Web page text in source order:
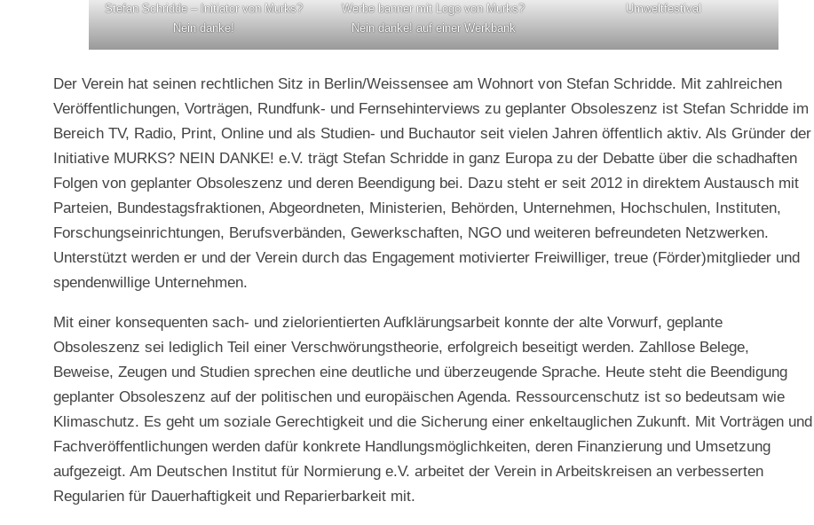
Stefan Schridde – Initiator von Murks?
Nein danke!
Werbe banner mit Logo von Murks?
Nein danke! auf einer Werkbank
Umweltfestival
Der Verein hat seinen rechtlichen Sitz in Berlin/Weissensee am Wohnort von Stefan Schridde. Mit zahlreichen
Veröffentlichungen, Vorträgen, Rundfunk- und Fernsehinterviews zu geplanter Obsoleszenz ist Stefan Schridde im
Bereich TV, Radio, Print, Online und als Studien- und Buchautor seit vielen Jahren öffentlich aktiv. Als Gründer der
Initiative MURKS? NEIN DANKE! e.V. trägt Stefan Schridde in ganz Europa zu der Debatte über die schadhaften
Folgen von geplanter Obsoleszenz und deren Beendigung bei. Dazu steht er seit 2012 in direktem Austausch mit
Parteien, Bundestagsfraktionen, Abgeordneten, Ministerien, Behörden, Unternehmen, Hochschulen, Instituten,
Forschungseinrichtungen, Berufsverbänden, Gewerkschaften, NGO und weiteren befreundeten Netzwerken.
Unterstützt werden er und der Verein durch das Engagement motivierter Freiwilliger, treue (Förder)mitglieder und
spendenwillige Unternehmen.
Mit einer konsequenten sach- und zielorientierten Aufklärungsarbeit konnte der alte Vorwurf, geplante
Obsoleszenz sei lediglich Teil einer Verschwörungstheorie, erfolgreich beseitigt werden. Zahllose Belege,
Beweise, Zeugen und Studien sprechen eine deutliche und überzeugende Sprache. Heute steht die Beendigung
geplanter Obsoleszenz auf der politischen und europäischen Agenda. Ressourcenschutz ist so bedeutsam wie
Klimaschutz. Es geht um soziale Gerechtigkeit und die Sicherung einer enkeltauglichen Zukunft. Mit Vorträgen und
Fachveröffentlichungen werden dafür konkrete Handlungsmöglichkeiten, deren Finanzierung und Umsetzung
aufgezeigt. Am Deutschen Institut für Normierung e.V. arbeitet der Verein in Arbeitskreisen an verbesserten
Regularien für Dauerhaftigkeit und Reparierbarkeit mit.